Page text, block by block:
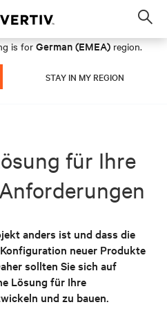
is for German (EMEA) region.
STAY IN MY REGION
für Ihre
anders ist und dass die
neuer Produkte
sollten Sie sich auf
Lösung für Ihre
und zu bauen.